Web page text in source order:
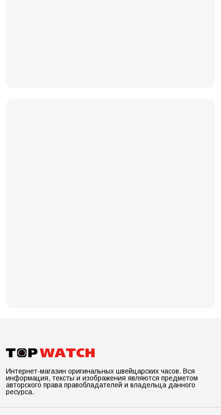
Интернет-магазин оригинальных швейцарских часов. Вся
информация, тексты и изображения являются предметом
авторского права правобладателей и владельца данного
ресурса.